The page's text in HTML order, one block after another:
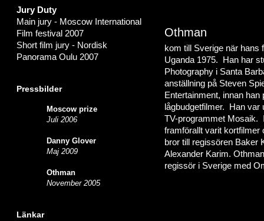
kom till Sverige när hans
Uganda 1975. Han har
Photography i Santa
anställning på Steven
Entertainment, innan
lågbudgetfilmer. Han var
TV-programmet Mosaik.
framförallt varit
bror till regissören Baker
Alexander Karim.
regissör i Sverige med
Jury Duty
Main jury - Moscow International
Film festival 2007
Short film jury - Nordisk
Panorama Oulu 2007
Pressbilder
Moscow prize
Juli 2006
Danny Glover
Maj 2009
Othman
November 2005
Länkar
Othman